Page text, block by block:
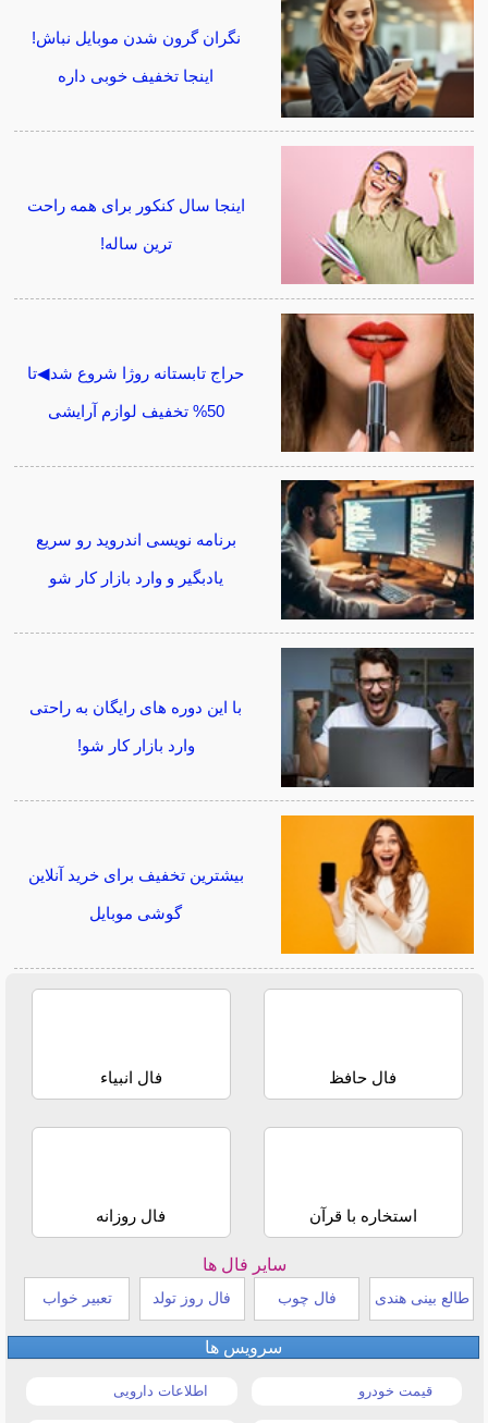
نگران گرون شدن موبایل نباش!
اینجا تخفیف خوبی داره
اینجا سال کنکور برای همه راحت
ترین ساله!
حراج تابستانه روژا شروع شد◀تا
50% تخفیف لوازم آرایشی
برنامه نویسی اندروید رو سریع
یادبگیر و وارد بازار کار شو
با این دوره های رایگان به راحتی
وارد بازار کار شو!
بیشترین تخفیف برای خرید آنلاین
گوشی موبایل
فال حافظ فال انبیاء
استخاره با قرآن فال روزانه
سایر فال ها
طالع بینی هندی فال چوب فال روز تولد تعبیر خواب
سرویس ها
قیمت خودرو اطلاعات دارویی